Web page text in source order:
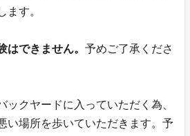
ます。
はできません。 予めご了承くださ
クヤードに入っていただく為、
い場所を歩いていただきます。予